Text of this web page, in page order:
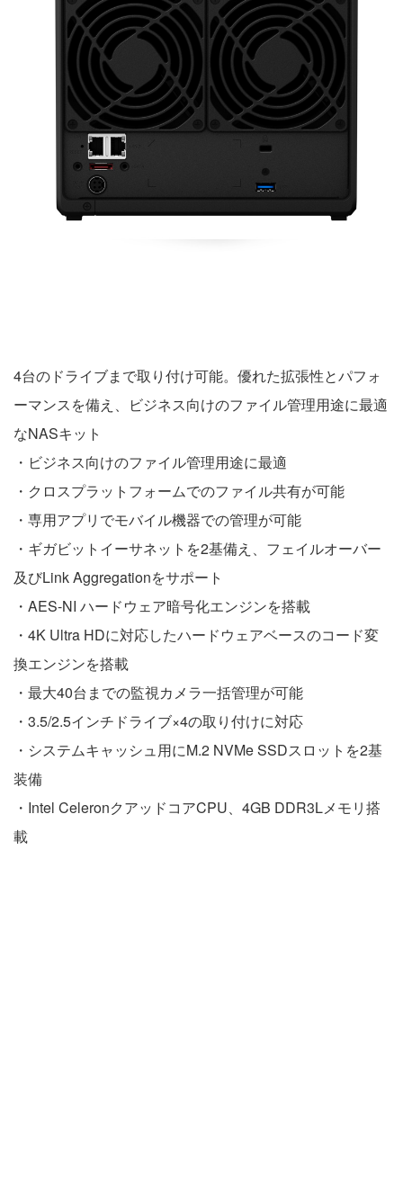
4台のドライブまで取り付け可能。優れた拡張性とパフォ
ーマンスを備え、ビジネス向けのファイル管理用途に最適
なNASキット
・ビジネス向けのファイル管理用途に最適
・クロスプラットフォームでのファイル共有が可能
・専用アプリでモバイル機器での管理が可能
・ギガビットイーサネットを2基備え、フェイルオーバー
及びLink Aggregationをサポート
・AES-NI ハードウェア暗号化エンジンを搭載
・4K Ultra HDに対応したハードウェアベースのコード変
換エンジンを搭載
・最大40台までの監視カメラ一括管理が可能
・3.5/2.5インチドライブ×4の取り付けに対応
・システムキャッシュ用にM.2 NVMe SSDスロットを2基
装備
・Intel CeleronクアッドコアCPU、4GB DDR3Lメモリ搭
載